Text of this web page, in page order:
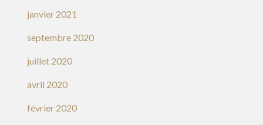
janvier 2021
septembre 2020
juillet 2020
avril 2020
février 2020